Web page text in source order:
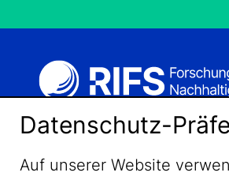
Datenschutz-
Auf unserer Website